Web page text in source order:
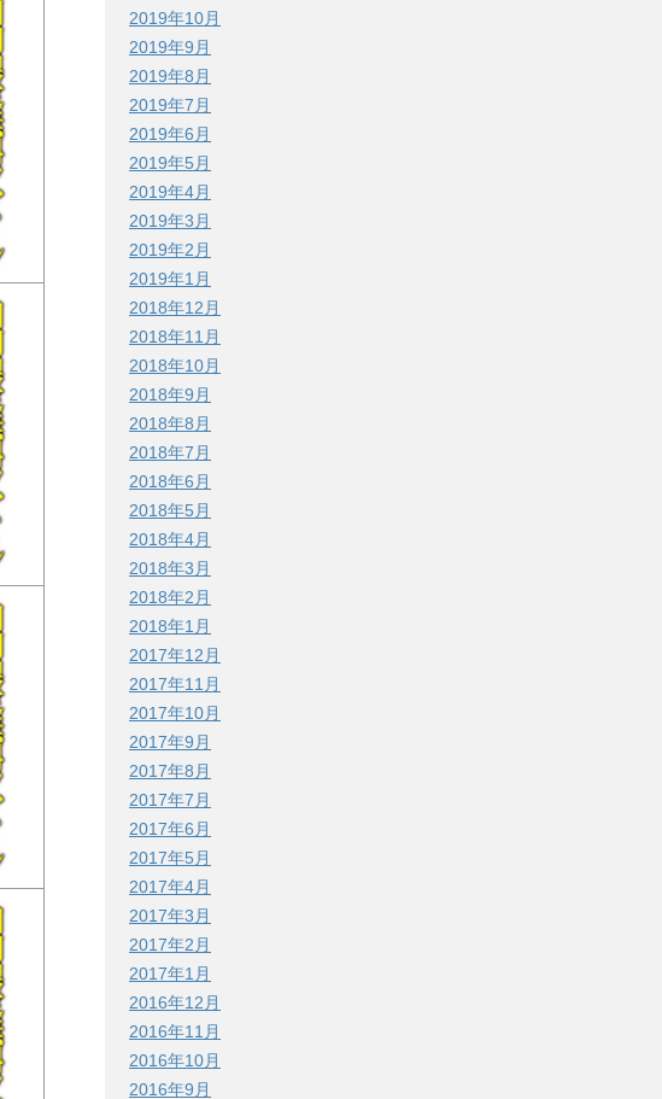
2019年10月
2019年9月
2019年8月
2019年7月
2019年6月
2019年5月
2019年4月
2019年3月
2019年2月
2019年1月
2018年12月
2018年11月
2018年10月
2018年9月
2018年8月
2018年7月
2018年6月
2018年5月
2018年4月
2018年3月
2018年2月
2018年1月
2017年12月
2017年11月
2017年10月
2017年9月
2017年8月
2017年7月
2017年6月
2017年5月
2017年4月
2017年3月
2017年2月
2017年1月
2016年12月
2016年11月
2016年10月
2016年9月